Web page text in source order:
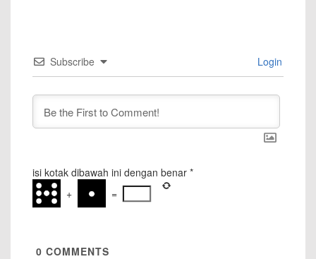
Subscribe Login
isi kotak dibawah ini dengan benar *
+
=
0 COMMENTS